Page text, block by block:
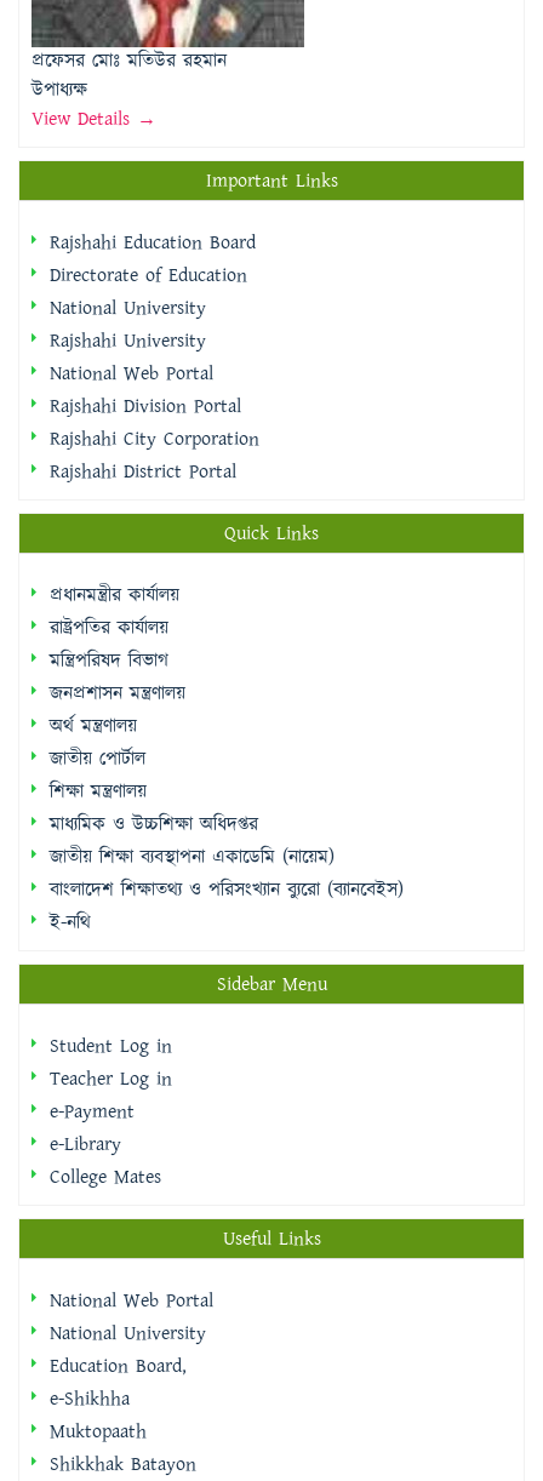
প্রফেসর মোঃ মতিউর রহমান
উপাধ্যক্ষ
View Details →
Important Links
Rajshahi Education Board
Directorate of Education
National University
Rajshahi University
National Web Portal
Rajshahi Division Portal
Rajshahi City Corporation
Rajshahi District Portal
Quick Links
প্রধানমন্ত্রীর কার্যালয়
রাষ্ট্রপতির কার্যালয়
মন্ত্রিপরিষদ বিভাগ
জনপ্রশাসন মন্ত্রণালয়
অর্থ মন্ত্রণালয়
জাতীয় পোর্টাল
শিক্ষা মন্ত্রণালয়
মাধ্যমিক ও উচ্চশিক্ষা অধিদপ্তর
জাতীয় শিক্ষা ব্যবস্থাপনা একাডেমি (নায়েম)
বাংলাদেশ শিক্ষাতথ্য ও পরিসংখ্যান ব্যুরো (ব্যানবেইস)
ই-নথি
Sidebar Menu
Student Log in
Teacher Log in
e-Payment
e-Library
College Mates
Useful Links
National Web Portal
National University
Education Board,
e-Shikhha
Muktopaath
Shikkhak Batayon